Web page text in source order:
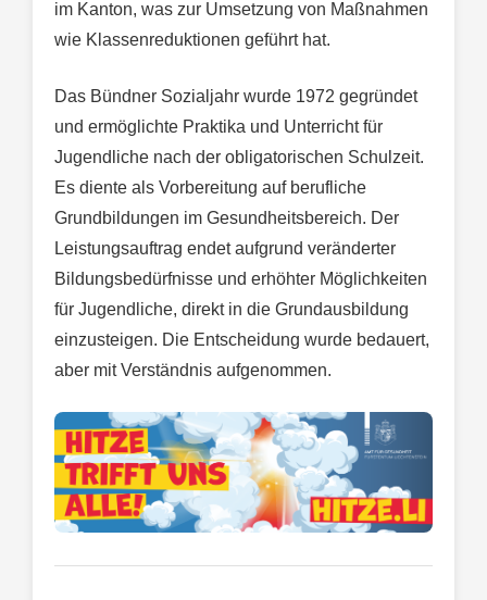
im Kanton, was zur Umsetzung von Maßnahmen
wie Klassenreduktionen geführt hat.
Das Bündner Sozialjahr wurde 1972 gegründet
und ermöglichte Praktika und Unterricht für
Jugendliche nach der obligatorischen Schulzeit.
Es diente als Vorbereitung auf berufliche
Grundbildungen im Gesundheitsbereich. Der
Leistungsauftrag endet aufgrund veränderter
Bildungsbedürfnisse und erhöhter Möglichkeiten
für Jugendliche, direkt in die Grundausbildung
einzusteigen. Die Entscheidung wurde bedauert,
aber mit Verständnis aufgenommen.